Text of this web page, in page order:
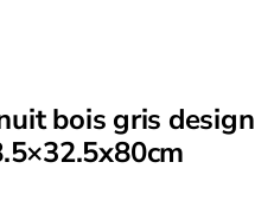
bois gris design